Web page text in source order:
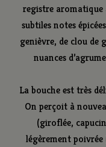
registre aromatique
subtiles notes
genièvre, de clou de
nuances
La bouche est très
On perçoit à
(giroflée,
légèrement